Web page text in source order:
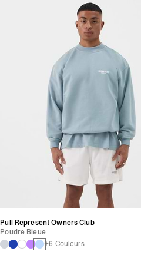
Pull Represent Owners Club
Poudre Bleue
+6 Couleurs